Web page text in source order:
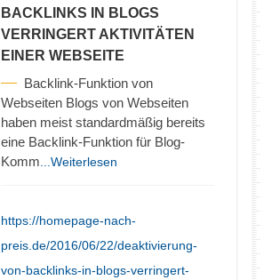
BACKLINKS IN BLOGS
VERRINGERT AKTIVITÄTEN
EINER WEBSEITE
Backlink-Funktion von
Webseiten Blogs von Webseiten
haben meist standardmäßig bereits
eine Backlink-Funktion für Blog-
Komm ...Weiterlesen
https://homepage-nach-
preis.de/2016/06/22/deaktivierung-
von-backlinks-in-blogs-verringert-